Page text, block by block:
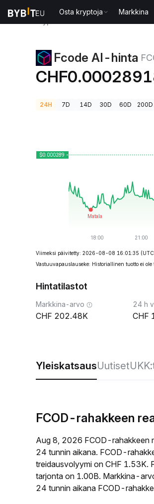
Osta kryptoja Markkina
Fcode AI-hinta
24H 7D 14D 30D 60D 200D
Viimeksi päivitetty: 2026-08-08 16:01:35
Vastuuvapauslauseke: Historiallinen tuotto ei ole
Hintatilastot
Markkina-arvo
202.48K
24 h
YleiskatsausUutiset
FCOD-rahakkeen
Aug 8, 2026 FCOD-rahakkeen
24 tunnin aikana. FCOD-
treidausvolyymi on CHF 1.53K.
tarjonta on 1.00B. Markkina-
24 tunnin aikana FCOD-